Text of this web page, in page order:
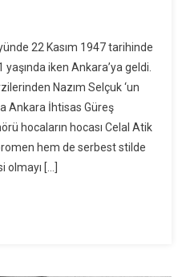
22 Kasım 1947 tarihinde
iken Ankara’ya geldi.
Nazım Selçuk ‘un
Ankara İhtisas Güreş
hocaların hocası Celal Atik
hem de serbest stilde
olmayı […]